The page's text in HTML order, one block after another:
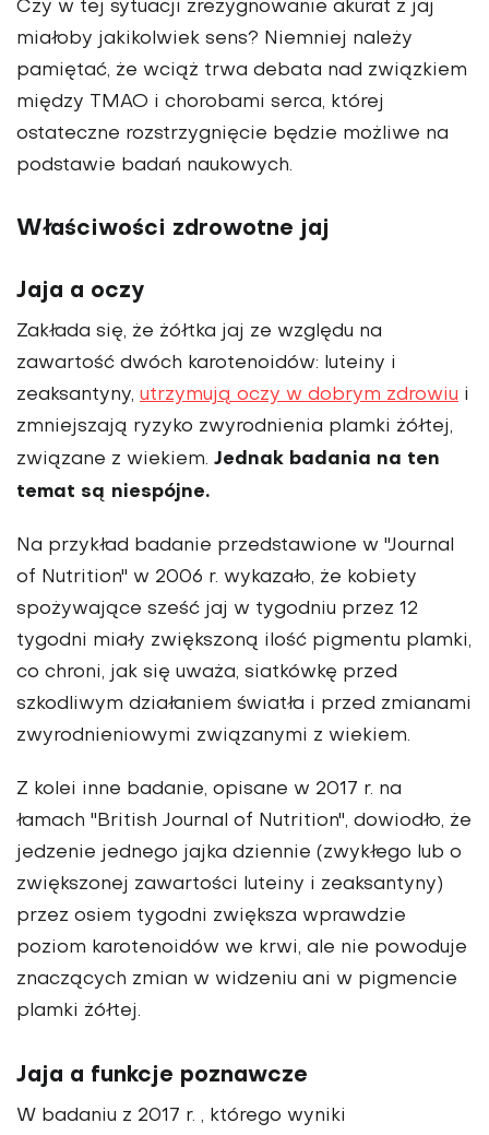
Czy w tej sytuacji zrezygnowanie akurat z jaj
miałoby jakikolwiek sens? Niemniej należy
pamiętać, że wciąż trwa debata nad związkiem
między TMAO i chorobami serca, której
ostateczne rozstrzygnięcie będzie możliwe na
podstawie badań naukowych.
Właściwości zdrowotne jaj
Jaja a oczy
Zakłada się, że żółtka jaj ze względu na
zawartość dwóch karotenoidów: luteiny i
zeaksantyny, utrzymują oczy w dobrym zdrowiu i
zmniejszają ryzyko zwyrodnienia plamki żółtej,
związane z wiekiem. Jednak badania na ten
temat są niespójne.
Na przykład badanie przedstawione w "Journal
of Nutrition" w 2006 r. wykazało, że kobiety
spożywające sześć jaj w tygodniu przez 12
tygodni miały zwiększoną ilość pigmentu plamki,
co chroni, jak się uważa, siatkówkę przed
szkodliwym działaniem światła i przed zmianami
zwyrodnieniowymi związanymi z wiekiem.
Z kolei inne badanie, opisane w 2017 r. na
łamach "British Journal of Nutrition", dowiodło, że
jedzenie jednego jajka dziennie (zwykłego lub o
zwiększonej zawartości luteiny i zeaksantyny)
przez osiem tygodni zwiększa wprawdzie
poziom karotenoidów we krwi, ale nie powoduje
znaczących zmian w widzeniu ani w pigmencie
plamki żółtej.
Jaja a funkcje poznawcze
W badaniu z 2017 r. , którego wyniki